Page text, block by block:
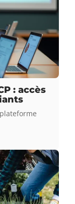
: accès